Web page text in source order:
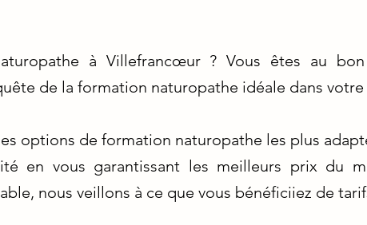
à Villefrancœur ? Vous êtes au
de la formation naturopathe idéale dans
options de formation naturopathe les plus
en vous garantissant les meilleurs prix du
nous veillons à ce que vous bénéficiiez de